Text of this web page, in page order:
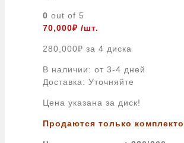
0 out of 5
70,000₽ /шт.
280,000₽ за 4 диска
В наличии: от 3-4 дней
Доставка: Уточняйте
Цена указана за диск!
Продаются только